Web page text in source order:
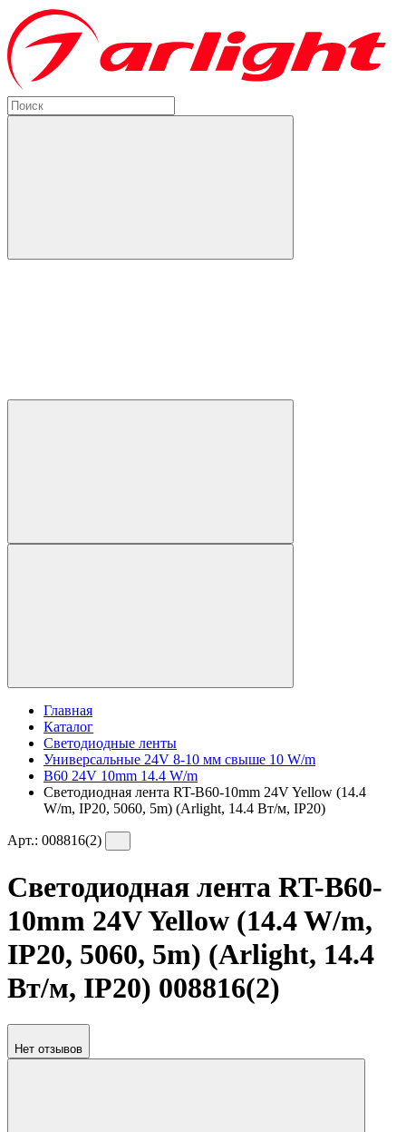
Главная
Каталог
Светодиодные ленты
Универсальные 24V 8-10 мм свыше 10 W/m
B60 24V 10mm 14.4 W/m
Светодиодная лента RT-B60-10mm 24V Yellow (14.4
W/m, IP20, 5060, 5m) (Arlight, 14.4 Вт/м, IP20)
Арт.: 008816(2)
Светодиодная лента RT-B60-
10mm 24V Yellow (14.4 W/m,
IP20, 5060, 5m) (Arlight, 14.4
Вт/м, IP20) 008816(2)
Нет отзывов